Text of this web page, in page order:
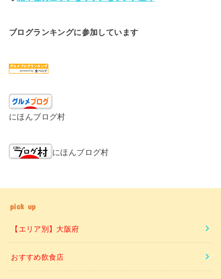
ブログランキングに参加しています
にほんブログ村
にほんブログ村
pick up
【エリア別】大阪府
おすすめ飲食店